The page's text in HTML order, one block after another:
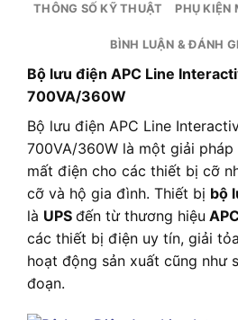
THÔNG SỐ KỸ THUẬT PHỤ KIỆN
BÌNH LUẬN & ĐÁNH
Bộ lưu điện APC Line
700VA/360W
Bộ lưu điện APC Line
700VA/360W là một giải
mất điện cho các thiết bị cỡ
cỡ và hộ gia đình. Thiết bị bộ
là UPS đến từ thương hiệu
các thiết bị điện uy tín, giải
hoạt động sản xuất cũng như
đoạn.